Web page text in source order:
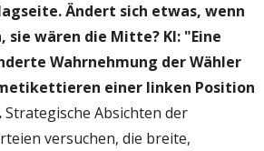
Ändert sich etwas, wenn
sie wären die Mitte? KI: "Eine
Wahrnehmung der Wähler
einer linken Position
Strategische Absichten der
versuchen, die breite,